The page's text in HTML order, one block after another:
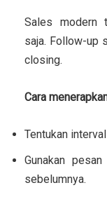
Sales modern
saja. Follow-up
closing.
Cara
Tentukan
Gunakan
sebelumnya.